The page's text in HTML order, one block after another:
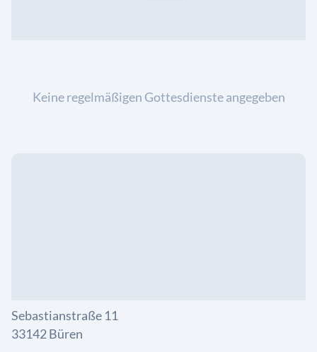
Keine regelmäßigen Gottesdienste angegeben
Sebastianstraße 11
33142 Büren